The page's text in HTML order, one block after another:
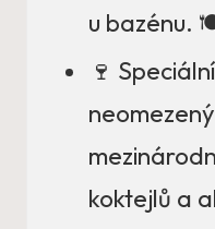
u bazénu.
🍷
koktejlů a